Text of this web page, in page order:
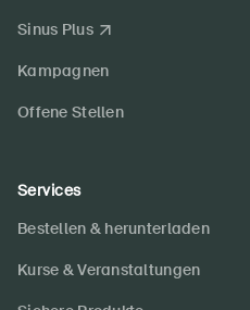
Sinus Plus
Kampagnen
Offene Stellen
Services
Bestellen & herunterladen
Kurse & Veranstaltungen